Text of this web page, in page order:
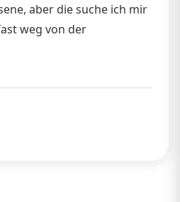
aber die suche ich mir
weg von der